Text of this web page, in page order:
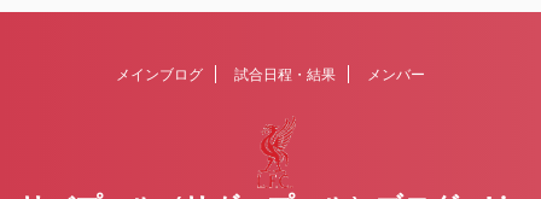
メインブログ 試合日程・結果 メンバー